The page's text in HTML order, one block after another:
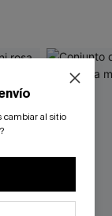
cambiar al sitio